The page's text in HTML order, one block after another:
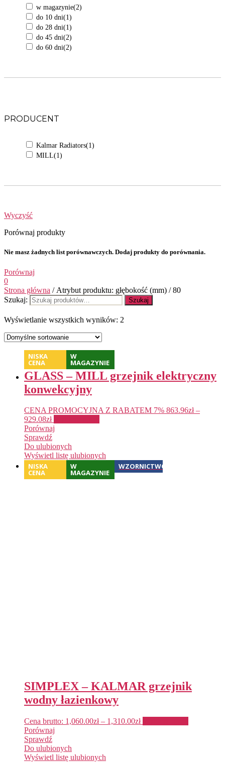
w magazynie(2)
do 10 dni(1)
do 28 dni(1)
do 45 dni(2)
do 60 dni(2)
PRODUCENT
Kalmar Radiators(1)
MILL(1)
Wyczyść
Porównaj produkty
Nie masz żadnych list porównawczych. Dodaj produkty do porównania.
Porównaj
0
Strona główna / Atrybut produktu: głębokość (mm) / 80
Szukaj:
Szukaj
Wyświetlanie wszystkich wyników: 2
NISKA
CENA
W
MAGAZYNIE
GLASS – MILL grzejnik elektryczny
konwekcyjny
CENA PROMOCYJNA Z RABATEM 7% 863.96zł–
929.08zł
Porównaj
Sprawdź
Do ulubionych
Wyświetl listę ulubionych
NISKA
CENA
W
MAGAZYNIE
WZORNICTWO
SIMPLEX – KALMAR grzejnik
wodny łazienkowy
Cena brutto: 1,060.00zł– 1,310.00zł
Porównaj
Sprawdź
Do ulubionych
Wyświetl listę ulubionych